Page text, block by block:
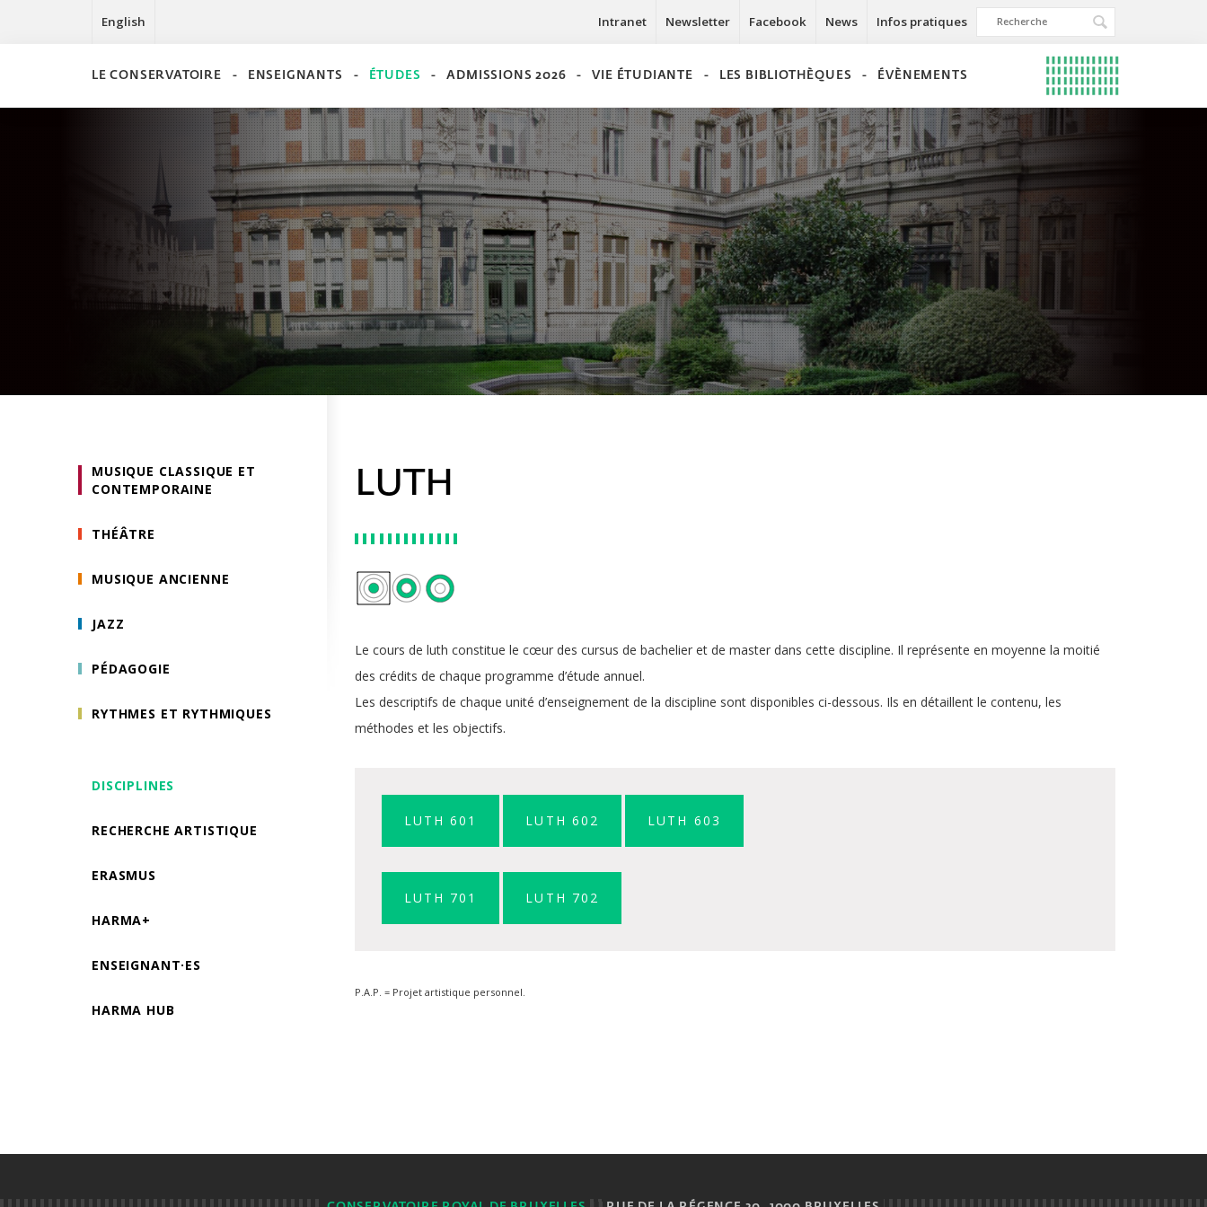
English Intranet Newsletter Facebook News Infos pratiques
LE CONSERVATOIRE ENSEIGNANTS ÉTUDES ADMISSIONS 2026 VIE ÉTUDIANTE LES BIBLIOTHÈQUES ÉVÈNEMENTS
MUSIQUE CLASSIQUE ET
CONTEMPORAINE
THÉÂTRE
MUSIQUE ANCIENNE
JAZZ
PÉDAGOGIE
RYTHMES ET RYTHMIQUES
DISCIPLINES
RECHERCHE ARTISTIQUE
ERASMUS
HARMA+
ENSEIGNANT·ES
HARMA HUB
LUTH
Le cours de luth constitue le cœur des cursus de bachelier et de master dans cette discipline. Il représente en moyenne la moitié
des crédits de chaque programme d’étude annuel.
Les descriptifs de chaque unité d’enseignement de la discipline sont disponibles ci-dessous. Ils en détaillent le contenu, les
méthodes et les objectifs.
LUTH 601 LUTH 602 LUTH 603
LUTH 701 LUTH 702
P.A.P. = Projet artistique personnel.